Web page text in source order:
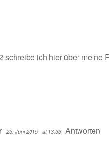
schreibe ich hier über meine
25. Juni 2015 at 13:33 Antworten